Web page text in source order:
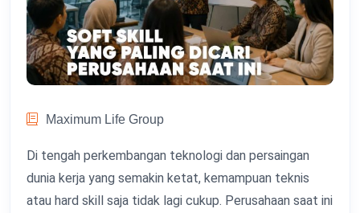
Maximum Life Group
Di tengah perkembangan teknologi dan persaingan
dunia kerja yang semakin ketat, kemampuan teknis
atau hard skill saja tidak lagi cukup. Perusahaan saat ini